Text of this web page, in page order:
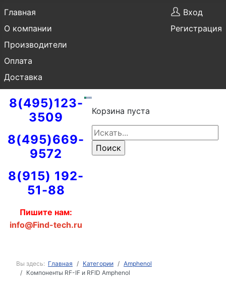
Главная
О компании
Производители
Оплата
Доставка
Вход
Регистрация
8(495)123-
3509
8(495)669-
9572
8(915) 192-
51-88
Пишите нам:
info@Find-tech.ru
Корзина пуста
Вы здесь: Главная Категории
Amphenol
Компоненты RF-IF и RFID Amphenol